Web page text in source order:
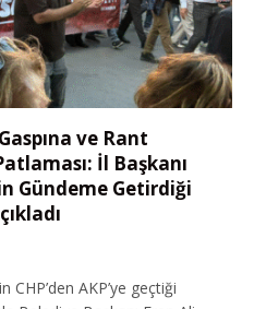
ve Rant
İl Başkanı
Gündeme Getirdiği
AKP’ye geçtiği